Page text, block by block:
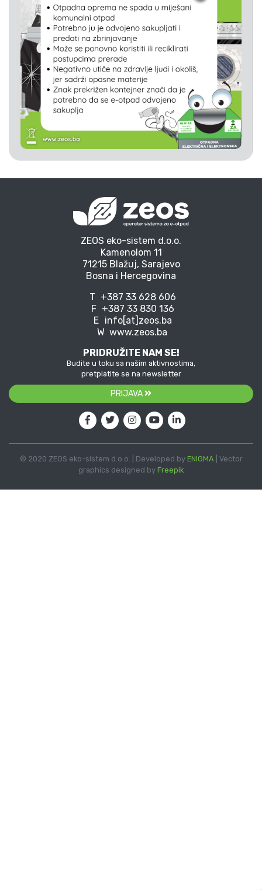
ZEOS eko-sistem d.o.o.
Kamenolom 11
71215 Blažuj, Sarajevo
Bosna i Hercegovina
T +387 33 628 606
F +387 33 830 136
E info[at]zeos.ba
W www.zeos.ba
PRIDRUŽITE NAM SE!
Budite u toku sa našim aktivnostima,
pretplatite se na newsletter
PRIJAVA
© 2020 ZEOS eko-sistem d.o.o. | Developed by ENIGMA| Vector
graphics designed by Freepik